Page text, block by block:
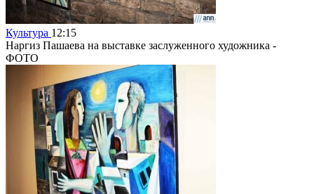
Культура 12:15
Наргиз Пашаева на выставке заслуженного художника -
ФОТО